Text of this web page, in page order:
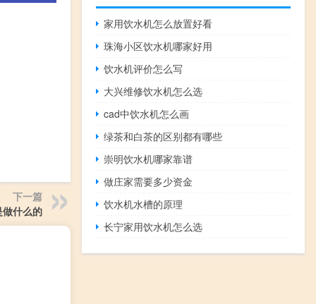
下一篇
什么的
家用饮水机怎么放置好看
珠海小区饮水机哪家好用
饮水机评价怎么写
大兴维修饮水机怎么选
cad中饮水机怎么画
绿茶和白茶的区别都有哪些
崇明饮水机哪家靠谱
做庄家需要多少资金
饮水机水槽的原理
长宁家用饮水机怎么选